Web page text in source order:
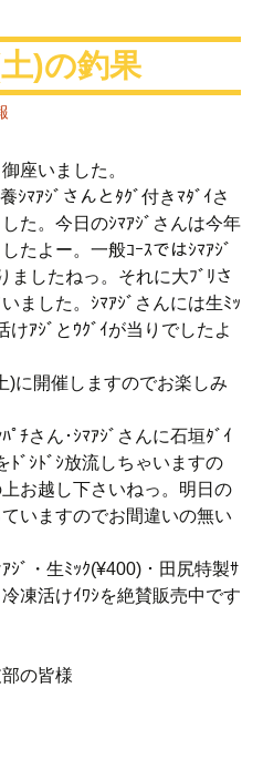
)の釣果
座いました。
ｼﾏｱｼﾞさんとﾀｸﾞ付きﾏﾀﾞｲさ
た。今日のｼﾏｱｼﾞさんは今年
たよー。一般ｺｰｽではｼﾏｱｼﾞ
ましたねっ。それに大ﾌﾞﾘさ
ました。ｼﾏｱｼﾞさんには生ﾐｯ
けｱｼﾞとｳｸﾞｲが当りでしたよ
)に開催しますのでお楽しみ
ﾟﾁさん･ｼﾏｱｼﾞさんに石垣ﾀﾞｲ
ﾄﾞｼﾄﾞｼ放流しちゃいますの
お越し下さいねっ。明日の
いますのでお間違いの無い
ｼﾞ・生ﾐｯｸ(¥400)・田尻特製ｻ
凍活けｲﾜｼを絶賛販売中です
の皆様